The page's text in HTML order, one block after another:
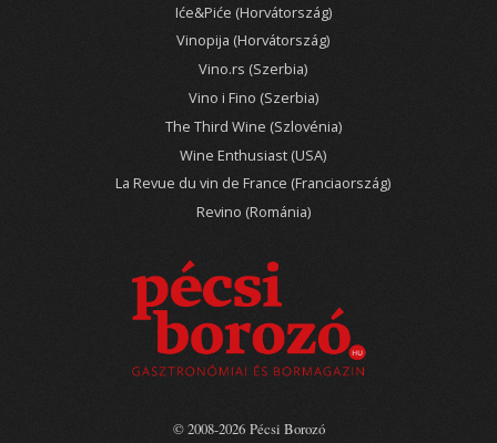
Iće&Piće (Horvátország)
Vinopija (Horvátország)
Vino.rs (Szerbia)
Vino i Fino (Szerbia)
The Third Wine (Szlovénia)
Wine Enthusiast (USA)
La Revue du vin de France (Franciaország)
Revino (Románia)
© 2008-2026 Pécsi Borozó